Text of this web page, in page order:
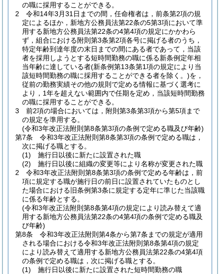
の職に採用することができる。
2
令和14年3月31日までの間，任命権者は，前条第2項の規
定によるほか，新地方公務員法第22条の5第3項において準
用する新地方公務員法第22条の4第4項の規定にかかわら
ず，組合における附則第3条第2項各号に掲げる者のうち，
特定年齢到達年度の末日までの間にある者であって，当該
者を採用しようとする短時間勤務の職に係る新条例定年相
当年齢に達している者(新条例第13条第1項の規定により当
該短時間勤務の職に採用することができる者を除く。)を，
従前の勤務実績その他の規則で定める情報に基づく選考に
より，1年を超えない範囲内で任期を定め，当該短時間勤務
の職に採用することができる。
3
前2項の場合においては，附則第3条第3項から第5項まで
の規定を準用する。
(令和3年改正法附則第8条第3項の条例で定める職及び年齢)
第7条
令和3年改正法附則第8条第3項の条例で定める職は，
次に掲げる職とする。
(1)
施行日以後に新たに設置された職
(2)
施行日以後に組織の変更等により名称が変更された職
2
令和3年改正法附則第8条第3項の条例で定める年齢は，前
項に規定する職が施行日の前日に設置されていたものとし
た場合における旧条例第3条に規定する定年に準じた当該職
に係る年齢とする。
(令和3年改正法附則第8条第4項の規定により読み替えて適
用する新地方公務員法第22条の4第4項の条例で定める職及
び年齢)
第8条
令和3年改正法附則第4条から第7条までの規定が適用
される場合における令和3年改正法附則第8条第4項の規定
により読み替えて適用する新地方公務員法第22条の4第4項
の条例で定める職は，次に掲げる職とする。
(1)
施行日以後に新たに設置された短時間勤務の職